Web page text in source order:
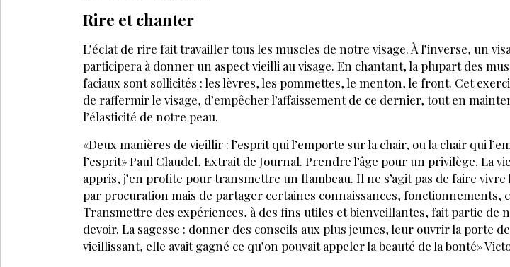
Rire et chanter
L’éclat de rire fait travailler tous les muscles de notre visage. À l’inverse, un
participera à donner un aspect vieilli au visage. En chantant, la plupart des
faciaux sont sollicités : les lèvres, les pommettes, le menton, le front. Cet
de raffermir le visage, d’empêcher l’affaissement de ce dernier, tout en
l’élasticité de notre peau.
«Deux manières de vieillir : l’esprit qui l’emporte sur la chair, ou la chair qui
l’esprit» Paul Claudel, Extrait de Journal. Prendre l’âge pour un privilège. La vie
appris, j’en profite pour transmettre un flambeau. Il ne s’agit pas de faire vivre
par procuration mais de partager certaines connaissances, fonctionnements,
Transmettre des expériences, à des fins utiles et bienveillantes, fait partie de
devoir. La sagesse : donner des conseils aux plus jeunes, leur ouvrir la porte de
vieillissant, elle avait gagné ce qu’on pouvait appeler la beauté de la bonté»